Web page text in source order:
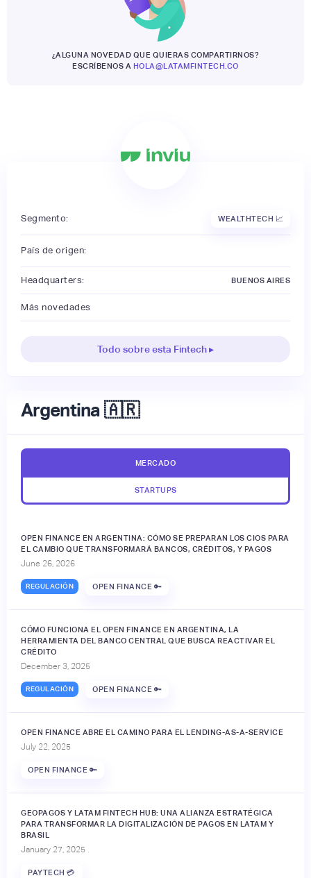
¿ALGUNA NOVEDAD QUE QUIERAS COMPARTIRNOS?
ESCRÍBENOS A HOLA@LATAMFINTECH.CO
Segmento: WEALTHTECH 📈
País de origen:
Headquarters: BUENOS AIRES
Más novedades
Todo sobre esta Fintech ▸
Argentina 🇦🇷
MERCADO
STARTUPS
OPEN FINANCE EN ARGENTINA: CÓMO SE PREPARAN LOS CIOS PARA
EL CAMBIO QUE TRANSFORMARÁ BANCOS, CRÉDITOS, Y PAGOS
June 26, 2026
REGULACIÓN OPEN FINANCE 🔑
CÓMO FUNCIONA EL OPEN FINANCE EN ARGENTINA, LA
HERRAMIENTA DEL BANCO CENTRAL QUE BUSCA REACTIVAR EL
CRÉDITO
December 3, 2025
REGULACIÓN OPEN FINANCE 🔑
OPEN FINANCE ABRE EL CAMINO PARA EL LENDING-AS-A-SERVICE
July 22, 2025
OPEN FINANCE 🔑
GEOPAGOS Y LATAM FINTECH HUB: UNA ALIANZA ESTRATÉGICA
PARA TRANSFORMAR LA DIGITALIZACIÓN DE PAGOS EN LATAM Y
BRASIL
January 27, 2025
PAYTECH 💳